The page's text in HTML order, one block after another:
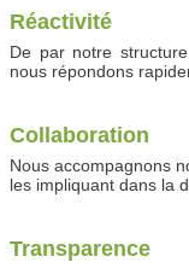
Réactivité
De par notre
nous répondons
Collaboration
Nous accompagnons
les impliquant dans la
Transparence